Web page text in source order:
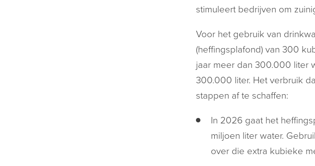
stimuleert bedrijven om
Voor het gebruik van
(heffingsplafond) van 300
jaar meer dan 300.000 liter
300.000 liter. Het verbruik
stappen af te schaffen:
In 2026 gaat het
miljoen liter water.
over die extra kubieke